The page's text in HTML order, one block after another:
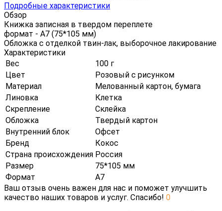
Подробные характеристики
Обзор
Книжка записная в твердом переплете
формат - А7 (75*105 мм)
Обложка с отделкой твин-лак, выборочное лакирование
Характеристики
Вес
100 г
Цвет
Розовый с рисунком
Материал
Мелованный картон, бумага
Линовка
Клетка
Скрепление
Склейка
Обложка
Твердый картон
Внутренний блок
Офсет
Бренд
Кокос
Страна происхождения Россия
Размер
75*105 мм
Формат
А7
Ваш отзыв очень важен для нас и поможет улучшить
качество наших товаров и услуг. Спасибо! 0